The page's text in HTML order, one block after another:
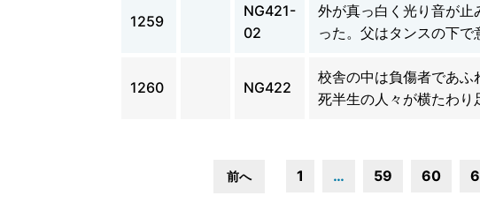
1259
NG421-
02
外が真っ白く光り音が
った。父はタンスの下で
1260 NG422
校舎の中は負傷者であ
死半生の人々が横たわり
前へ 1 … 59 60